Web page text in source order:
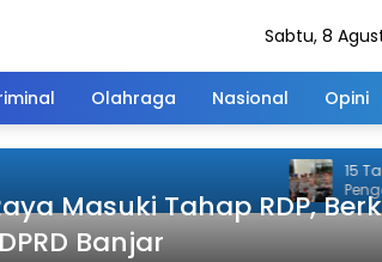
Sabtu, 8
Olahraga Nasional Opini
15 Taruna
Pengabdian
Masuki Tahap RDP,
Banjar